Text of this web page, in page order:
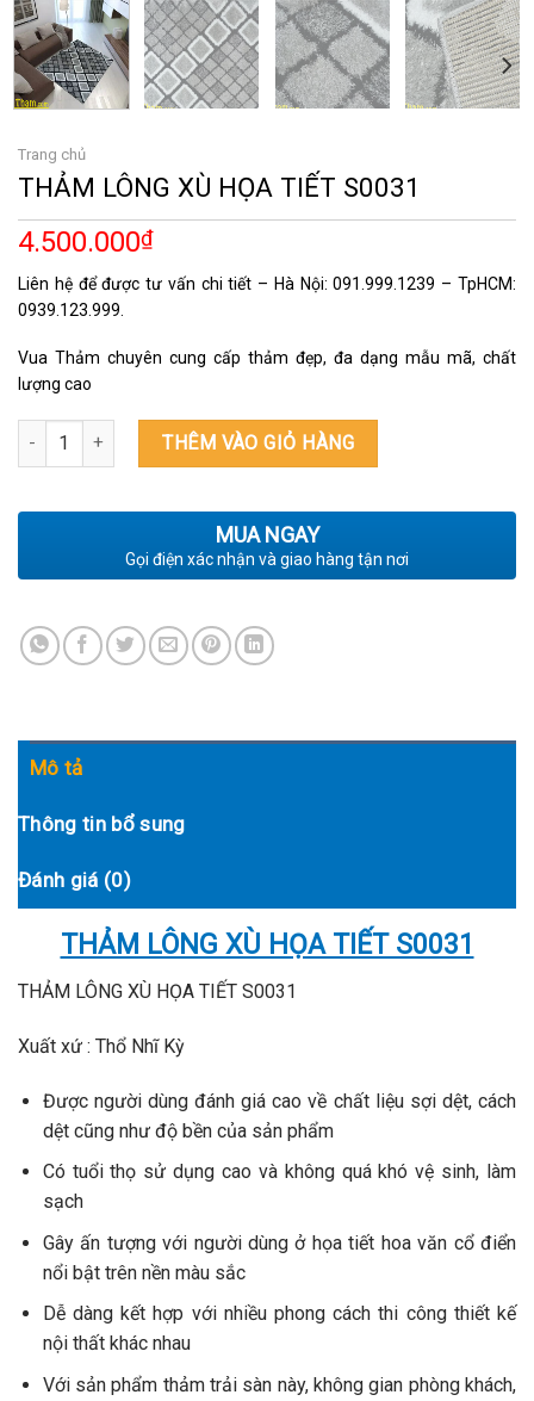
Trang chủ
THẢM LÔNG XÙ HỌA TIẾT S0031
4.500.000₫
Liên hệ để được tư vấn chi tiết – Hà Nội: 091.999.1239 – TpHCM:
0939.123.999.
Vua Thảm chuyên cung cấp thảm đẹp, đa dạng mẫu mã, chất
lượng cao
THẢM LÔNG XÙ HỌA TIẾT S0031 số lượng
THÊM VÀO GIỎ HÀNG
MUA NGAY
Gọi điện xác nhận và giao hàng tận nơi
Mô tả
Thông tin bổ sung
Đánh giá (0)
THẢM LÔNG XÙ HỌA TIẾT S0031
THẢM LÔNG XÙ HỌA TIẾT S0031
Xuất xứ : Thổ Nhĩ Kỳ
Được người dùng đánh giá cao về chất liệu sợi dệt, cách
dệt cũng như độ bền của sản phẩm
Có tuổi thọ sử dụng cao và không quá khó vệ sinh, làm
sạch
Gây ấn tượng với người dùng ở họa tiết hoa văn cổ điển
nổi bật trên nền màu sắc
Dễ dàng kết hợp với nhiều phong cách thi công thiết kế
nội thất khác nhau
Với sản phẩm thảm trải sàn này, không gian phòng khách,